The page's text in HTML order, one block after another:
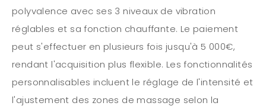
polyvalence avec ses 3 niveaux de vibration
réglables et sa fonction chauffante. Le paiement
peut s'effectuer en plusieurs fois jusqu'à 5 000€,
rendant l'acquisition plus flexible. Les fonctionnalités
personnalisables incluent le réglage de l'intensité et
l'ajustement des zones de massage selon la